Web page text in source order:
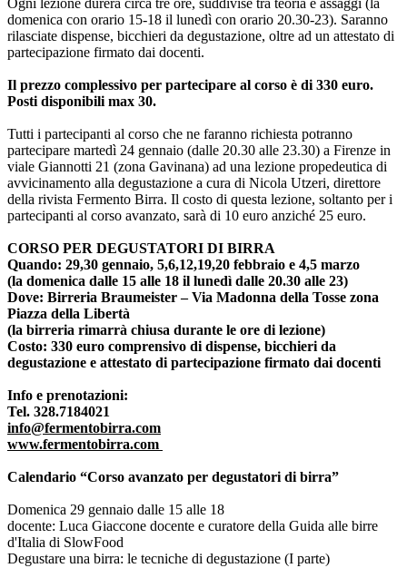
Ogni lezione durerà circa tre ore, suddivise tra teoria e assaggi (la
domenica con orario 15-18 il lunedì con orario 20.30-23). Saranno
rilasciate dispense, bicchieri da degustazione, oltre ad un attestato di
partecipazione firmato dai docenti.
Il prezzo complessivo per partecipare al corso è di 330 euro.
Posti disponibili max 30.
Tutti i partecipanti al corso che ne faranno richiesta potranno
partecipare martedì 24 gennaio (dalle 20.30 alle 23.30) a Firenze in
viale Giannotti 21 (zona Gavinana) ad una lezione propedeutica di
avvicinamento alla degustazione a cura di Nicola Utzeri, direttore
della rivista Fermento Birra. Il costo di questa lezione, soltanto per i
partecipanti al corso avanzato, sarà di 10 euro anziché 25 euro.
CORSO PER DEGUSTATORI DI BIRRA
Quando: 29,30 gennaio, 5,6,12,19,20 febbraio e 4,5 marzo
(la domenica dalle 15 alle 18 il lunedì dalle 20.30 alle 23)
Dove: Birreria Braumeister – Via Madonna della Tosse zona
Piazza della Libertà
(la birreria rimarrà chiusa durante le ore di lezione)
Costo: 330 euro comprensivo di dispense, bicchieri da
degustazione e attestato di partecipazione firmato dai docenti
Info e prenotazioni:
Tel. 328.7184021
info@fermentobirra.com
www.fermentobirra.com
Calendario “Corso avanzato per degustatori di birra”
Domenica 29 gennaio dalle 15 alle 18
docente: Luca Giaccone docente e curatore della Guida alle birre
d'Italia di SlowFood
Degustare una birra: le tecniche di degustazione (I parte)